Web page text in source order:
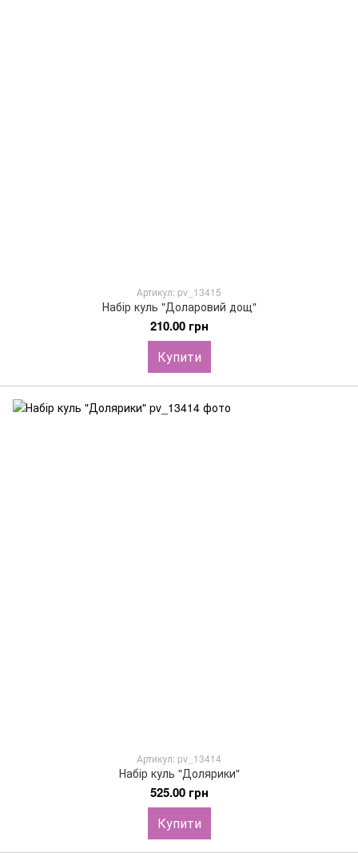
Артикул: pv_13415
Набір куль "Доларовий дощ"
210.00 грн
Купити
Артикул: pv_13414
Набір куль "Долярики"
525.00 грн
Купити